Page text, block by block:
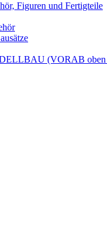
Figuren und Fertigteile
(VORAB